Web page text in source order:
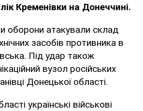
Кременівки на Донеччині.
оборони атакували склад
засобів противника в
Під удар також
вузол російських
Донецької області.
українські військові